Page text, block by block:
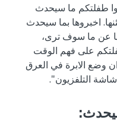
طفلتكم ما سيحدث
اخبروها بما سيحدث
عن ما سوف ترى،
على فهم الوقت
وضع الابرة في العرق
التلفزيون".